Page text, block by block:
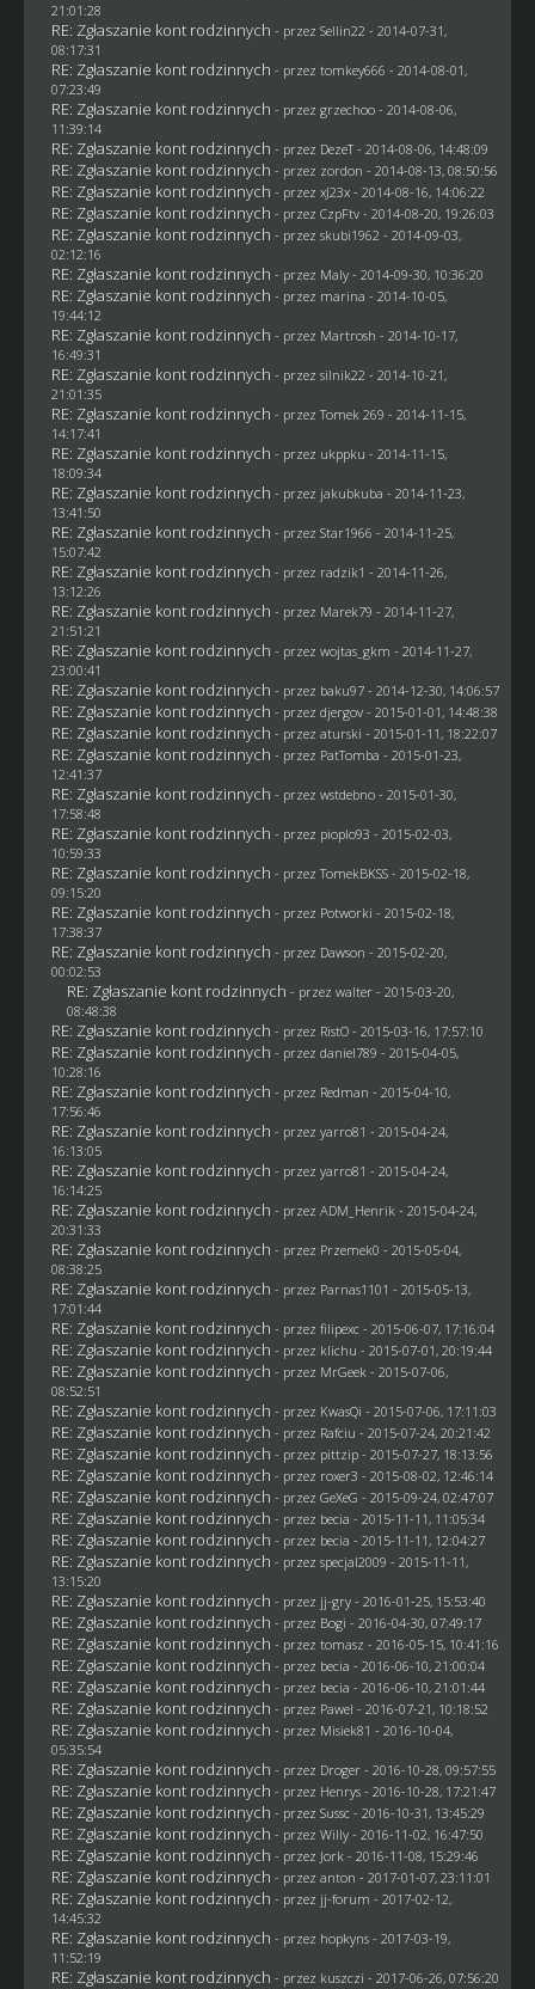
21:01:28
RE: Zgłaszanie kont rodzinnych - przez Sellin22 - 2014-07-31,
08:17:31
RE: Zgłaszanie kont rodzinnych - przez tomkey666 - 2014-08-01,
07:23:49
RE: Zgłaszanie kont rodzinnych - przez grzechoo - 2014-08-06,
11:39:14
RE: Zgłaszanie kont rodzinnych - przez DezeT- 2014-08-06, 14:48:09
RE: Zgłaszanie kont rodzinnych - przez zordon - 2014-08-13, 08:50:56
RE: Zgłaszanie kont rodzinnych - przez xJ23x- 2014-08-16, 14:06:22
RE: Zgłaszanie kont rodzinnych - przez CzpFtv- 2014-08-20, 19:26:03
RE: Zgłaszanie kont rodzinnych - przez skubi1962 - 2014-09-03,
02:12:16
RE: Zgłaszanie kont rodzinnych - przez Maly- 2014-09-30, 10:36:20
RE: Zgłaszanie kont rodzinnych - przez marina - 2014-10-05,
19:44:12
RE: Zgłaszanie kont rodzinnych - przez Martrosh - 2014-10-17,
16:49:31
RE: Zgłaszanie kont rodzinnych - przez silnik22 - 2014-10-21,
21:01:35
RE: Zgłaszanie kont rodzinnych - przezTomek 269 - 2014-11-15,
14:17:41
RE: Zgłaszanie kont rodzinnych - przez ukppku - 2014-11-15,
18:09:34
RE: Zgłaszanie kont rodzinnych - przez jakubkuba - 2014-11-23,
13:41:50
RE: Zgłaszanie kont rodzinnych - przez Star1966 - 2014-11-25,
15:07:42
RE: Zgłaszanie kont rodzinnych - przez radzik1 - 2014-11-26,
13:12:26
RE: Zgłaszanie kont rodzinnych - przez Marek79 - 2014-11-27,
21:51:21
RE: Zgłaszanie kont rodzinnych - przez wojtas_gkm - 2014-11-27,
23:00:41
RE: Zgłaszanie kont rodzinnych - przez baku97- 2014-12-30, 14:06:57
RE: Zgłaszanie kont rodzinnych - przez djergov- 2015-01-01, 14:48:38
RE: Zgłaszanie kont rodzinnych - przez aturski - 2015-01-11, 18:22:07
RE: Zgłaszanie kont rodzinnych - przez PatTomba - 2015-01-23,
12:41:37
RE: Zgłaszanie kont rodzinnych - przez wstdebno- 2015-01-30,
17:58:48
RE: Zgłaszanie kont rodzinnych - przez pioplo93 - 2015-02-03,
10:59:33
RE: Zgłaszanie kont rodzinnych - przezTomekBKSS- 2015-02-18,
09:15:20
RE: Zgłaszanie kont rodzinnych - przez Potworki - 2015-02-18,
17:38:37
RE: Zgłaszanie kont rodzinnych - przez Dawson - 2015-02-20,
00:02:53
RE: Zgłaszanie kont rodzinnych - przez walter- 2015-03-20,
08:48:38
RE: Zgłaszanie kont rodzinnych - przez RistO- 2015-03-16, 17:57:10
RE: Zgłaszanie kont rodzinnych - przez daniel789 - 2015-04-05,
10:28:16
RE: Zgłaszanie kont rodzinnych - przez Redman - 2015-04-10,
17:56:46
RE: Zgłaszanie kont rodzinnych - przez yarro81 - 2015-04-24,
16:13:05
RE: Zgłaszanie kont rodzinnych - przez yarro81 - 2015-04-24,
16:14:25
RE: Zgłaszanie kont rodzinnych - przez ADM_Henrik- 2015-04-24,
20:31:33
RE: Zgłaszanie kont rodzinnych - przez Przemek0 - 2015-05-04,
08:38:25
RE: Zgłaszanie kont rodzinnych - przez Parnas1101 - 2015-05-13,
17:01:44
RE: Zgłaszanie kont rodzinnych - przez filipexc- 2015-06-07, 17:16:04
RE: Zgłaszanie kont rodzinnych - przez klichu - 2015-07-01, 20:19:44
RE: Zgłaszanie kont rodzinnych - przez MrGeek- 2015-07-06,
08:52:51
RE: Zgłaszanie kont rodzinnych - przez KwasQi - 2015-07-06, 17:11:03
RE: Zgłaszanie kont rodzinnych - przez Rafciu - 2015-07-24, 20:21:42
RE: Zgłaszanie kont rodzinnych - przez pittzip- 2015-07-27, 18:13:56
RE: Zgłaszanie kont rodzinnych - przez roxer3 - 2015-08-02, 12:46:14
RE: Zgłaszanie kont rodzinnych - przez GeXeG - 2015-09-24, 02:47:07
RE: Zgłaszanie kont rodzinnych - przez becia - 2015-11-11, 11:05:34
RE: Zgłaszanie kont rodzinnych - przez becia - 2015-11-11, 12:04:27
RE: Zgłaszanie kont rodzinnych - przez specjal2009 - 2015-11-11,
13:15:20
RE: Zgłaszanie kont rodzinnych - przez jj-gry- 2016-01-25, 15:53:40
RE: Zgłaszanie kont rodzinnych - przez Bogi - 2016-04-30, 07:49:17
RE: Zgłaszanie kont rodzinnych - przez tomasz - 2016-05-15, 10:41:16
RE: Zgłaszanie kont rodzinnych - przez becia - 2016-06-10, 21:00:04
RE: Zgłaszanie kont rodzinnych - przez becia - 2016-06-10, 21:01:44
RE: Zgłaszanie kont rodzinnych - przez Pawel - 2016-07-21, 10:18:52
RE: Zgłaszanie kont rodzinnych - przez Misiek81 - 2016-10-04,
05:35:54
RE: Zgłaszanie kont rodzinnych - przez Droger- 2016-10-28, 09:57:55
RE: Zgłaszanie kont rodzinnych - przez Henrys- 2016-10-28, 17:21:47
RE: Zgłaszanie kont rodzinnych - przez Sussc- 2016-10-31, 13:45:29
RE: Zgłaszanie kont rodzinnych - przez Willy- 2016-11-02, 16:47:50
RE: Zgłaszanie kont rodzinnych - przez Jork- 2016-11-08, 15:29:46
RE: Zgłaszanie kont rodzinnych - przez anton - 2017-01-07, 23:11:01
RE: Zgłaszanie kont rodzinnych - przez jj-forum - 2017-02-12,
14:45:32
RE: Zgłaszanie kont rodzinnych - przez hopkyns- 2017-03-19,
11:52:19
RE: Zgłaszanie kont rodzinnych - przez kuszczi - 2017-06-26, 07:56:20